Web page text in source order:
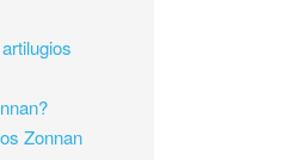
Zonnan